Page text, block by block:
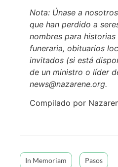
Nota: Únase a
que han perdido a
nombres para
funeraria, obituarios
invitados (si está
de un ministro o líder
news@nazarene.org.
Compilado por
In Memoriam Pasos